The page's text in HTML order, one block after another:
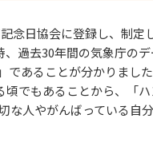
念日協会に登録し、制定
過去30年間の気象庁のデ
あることが分かりました
でもあることから、「ハ
な人やがんばっている自分